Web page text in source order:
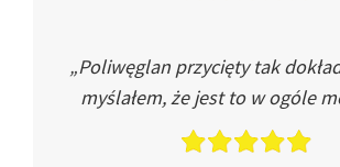
„Poliwęglan przycięty tak
myślałem, że jest to w ogóle